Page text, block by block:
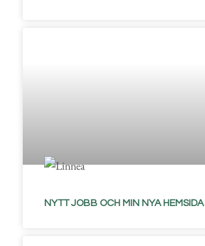
NYTT JOBB OCH MIN NYA HEMSIDA